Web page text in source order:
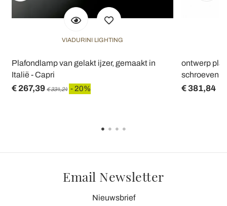
VIADURINI LIGHTING
Plafondlamp van gelakt ijzer, gemaakt in
Italië - Capri
€ 267,39 € 334,24 - 20%
ontwerp
schroeven
€ 381,84
Email Newsletter
Nieuwsbrief